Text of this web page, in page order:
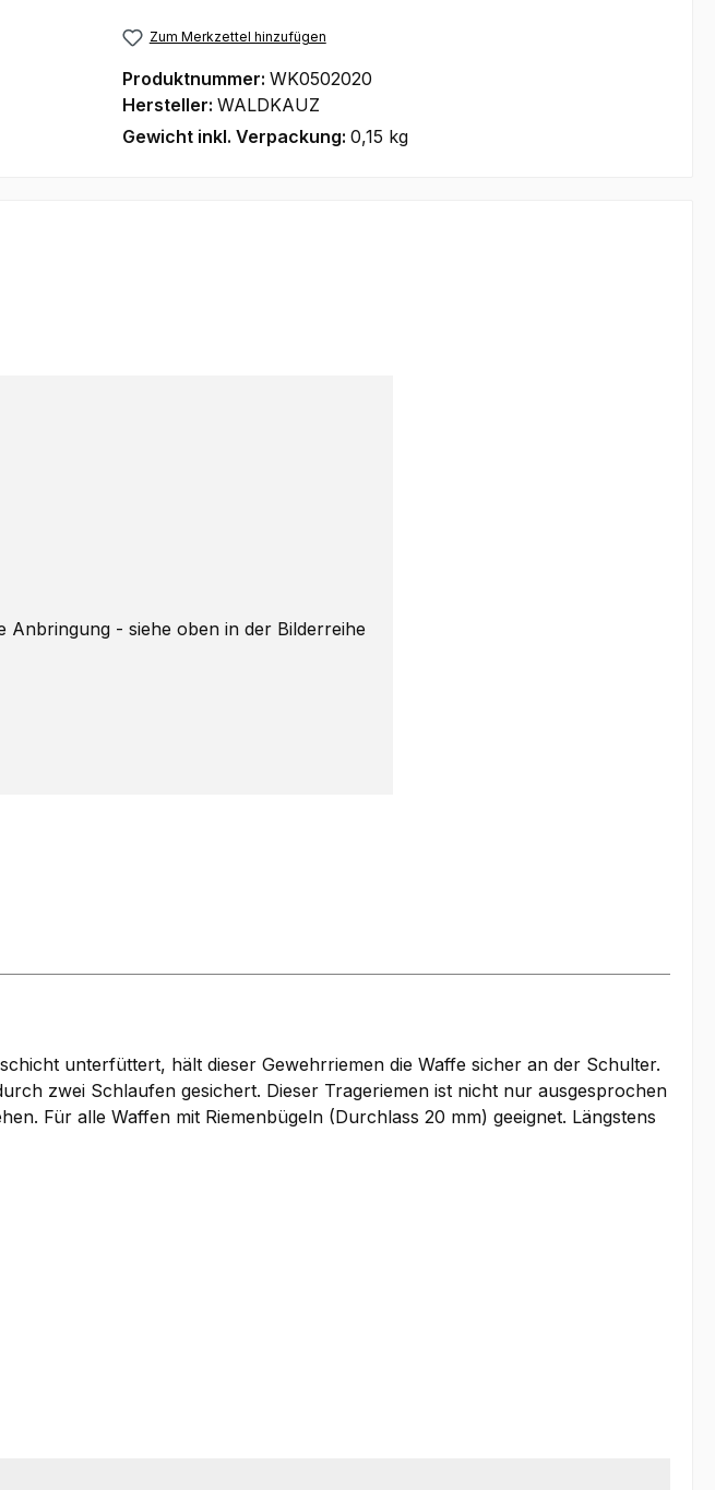
Zum Merkzettel hinzufügen
Produktnummer: WK0502020
Hersteller: WALDKAUZ
Gewicht inkl. Verpackung: 0,15 kg
Anbringung - siehe oben in der Bilderreihe
unterfüttert, hält dieser Gewehrriemen die Waffe sicher an der Schulter.
zwei Schlaufen gesichert. Dieser Trageriemen ist nicht nur ausgesprochen
Für alle Waffen mit Riemenbügeln (Durchlass 20 mm) geeignet. Längstens